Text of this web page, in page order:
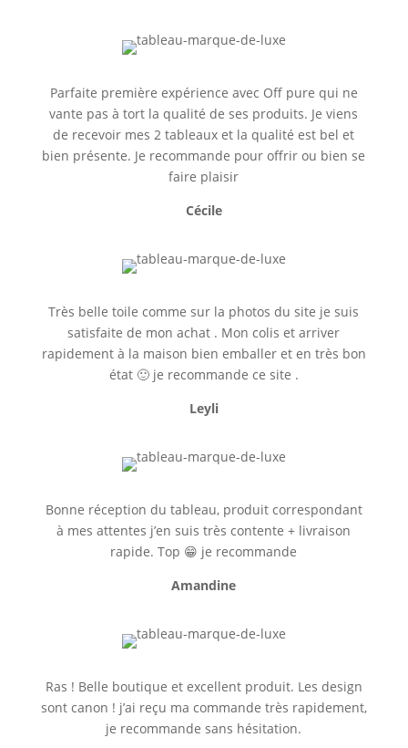
Parfaite première expérience avec Off pure qui ne
vante pas à tort la qualité de ses produits. Je viens
de recevoir mes 2 tableaux et la qualité est bel et
bien présente. Je recommande pour offrir ou bien se
faire plaisir
Cécile
Très belle toile comme sur la photos du site je suis
satisfaite de mon achat . Mon colis et arriver
rapidement à la maison bien emballer et en très bon
état 🙂 je recommande ce site .
Leyli
Bonne réception du tableau, produit correspondant
à mes attentes j’en suis très contente + livraison
rapide. Top 😁 je recommande
Amandine
Ras ! Belle boutique et excellent produit. Les design
sont canon ! j’ai reçu ma commande très rapidement,
je recommande sans hésitation.